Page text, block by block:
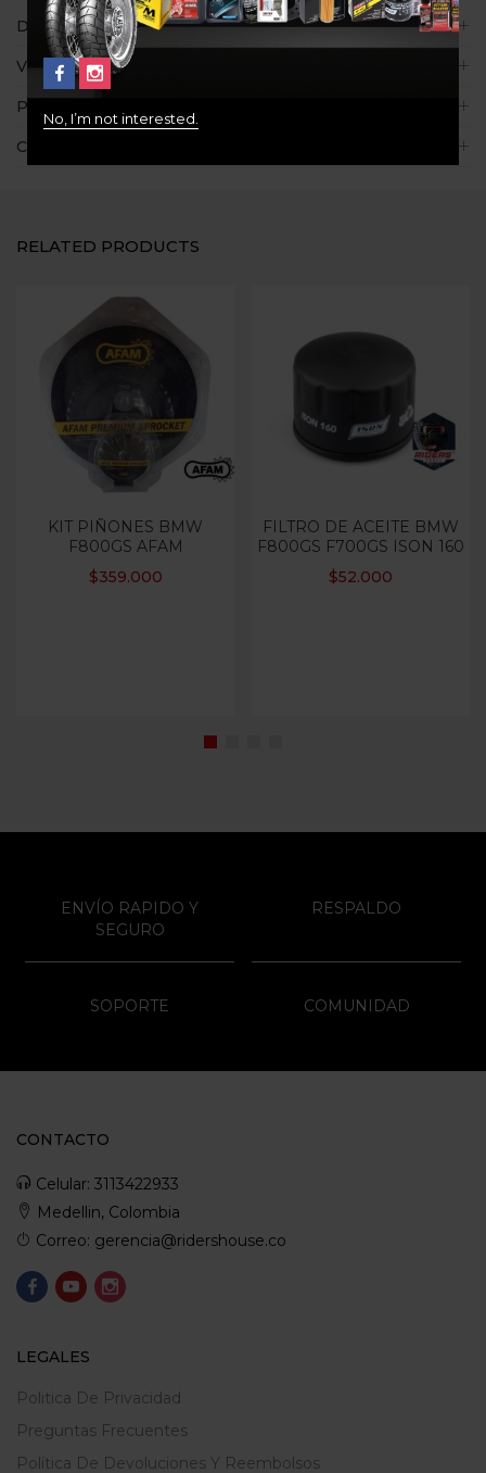
Descripción
Valoraciones (0)
Políticas de la tienda
Consultas
RELATED PRODUCTS
KIT PIÑONES BMW
F800GS AFAM
$359.000
FILTRO DE ACEITE BMW
F800GS F700GS ISON 160
$52.000
No, I’m not interested.
ENVÍO RAPIDO Y
SEGURO
RESPALDO
SOPORTE COMUNIDAD
CONTACTO
Celular: 3113422933
Medellin, Colombia
Correo: gerencia@ridershouse.co
LEGALES
Politica De Privacidad
Preguntas Frecuentes
Política De Devoluciones Y Reembolsos